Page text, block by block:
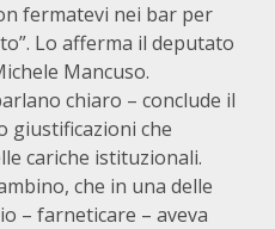
fermatevi nei bar per
Lo afferma il deputato
Mancuso.
chiaro – conclude il
giustificazioni che
cariche istituzionali.
che in una delle
– farneticare – aveva